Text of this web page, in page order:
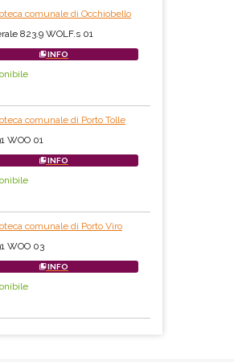
comunale di Occhiobello
823.9 WOLF.s 01
INFO
comunale di Porto Tolle
WOO 01
INFO
comunale di Porto Viro
WOO 03
INFO